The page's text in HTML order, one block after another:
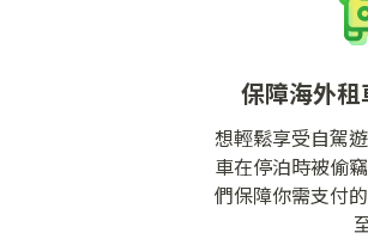
保障海外
想輕鬆享受自駕
車在停泊時被偷
們保障你需支付